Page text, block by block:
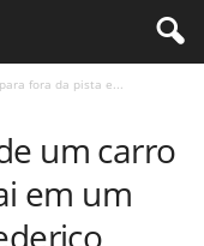
fora da pista e...
um carro
em um